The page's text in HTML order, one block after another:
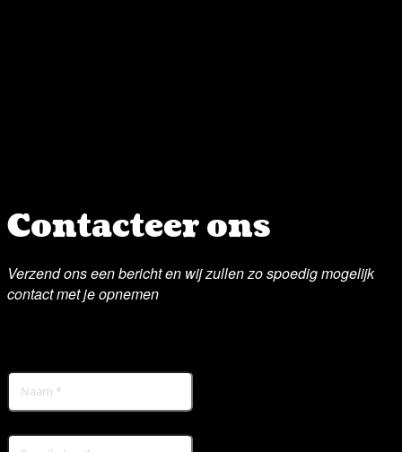
Contacteer ons
Verzend ons een bericht en wij zullen zo spoedig mogelijk
contact met je opnemen